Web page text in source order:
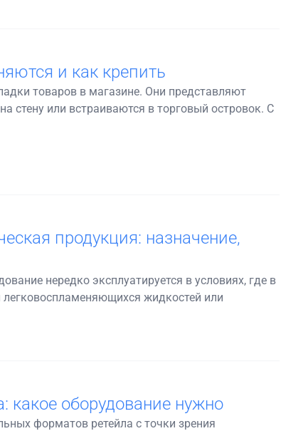
и как крепить
товаров в магазине. Они представляют
стену или встраиваются в торговый островок. С
продукция: назначение,
нередко эксплуатируется в условиях, где в
легковоспламеняющихся жидкостей или
какое оборудование нужно
форматов ретейла с точки зрения